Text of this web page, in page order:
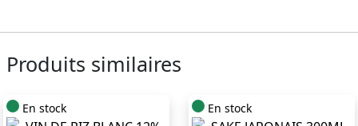
Produits similaires
En stock En stock